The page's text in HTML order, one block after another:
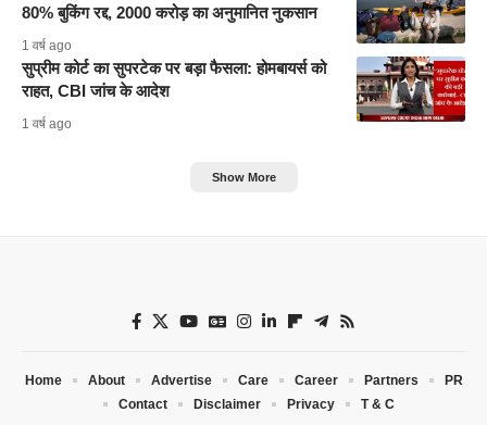
80% बुकिंग रद्द, 2000 करोड़ का अनुमानित नुकसान
1 वर्ष ago
सुप्रीम कोर्ट का सुपरटेक पर बड़ा फैसला: होमबायर्स को
राहत, CBI जांच के आदेश
1 वर्ष ago
Show More
Home About Advertise Care Career Partners
PR
Contact
Disclaimer Privacy T & C